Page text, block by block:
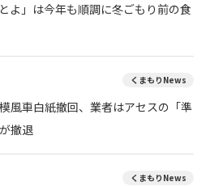
よ」は今年も順調に冬ごもり前の食
くまもりNews
車白紙撤回、業者はアセスの「準
撤退
くまもりNews